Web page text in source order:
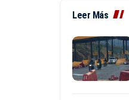
Leer Más